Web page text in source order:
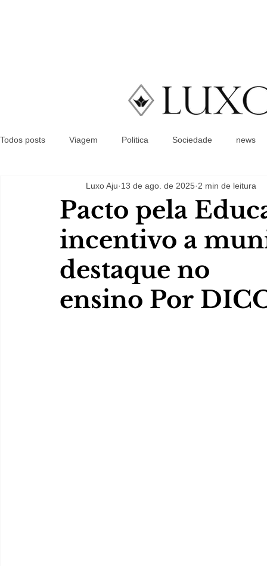
Todos posts Viagem Politica Sociedade news
Pacto pela
incentivo a
destaque no
ensino Por
Luxo Aju 13 de ago. de 2025 2 min de leitura